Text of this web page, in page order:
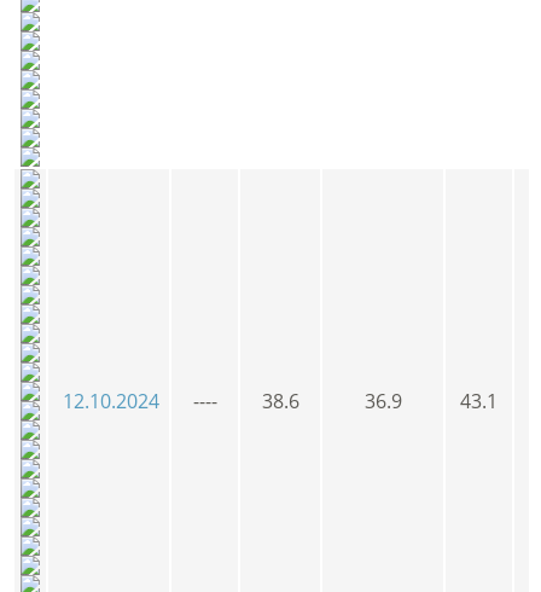
12.10.2024 ---- 38.6 36.9 43.1